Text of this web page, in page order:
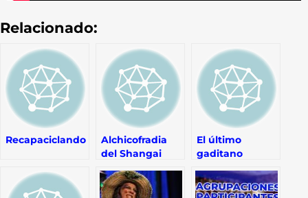
Relacionado:
Recapaciclando
Alchicofradia
del Shangai
El último
gaditano